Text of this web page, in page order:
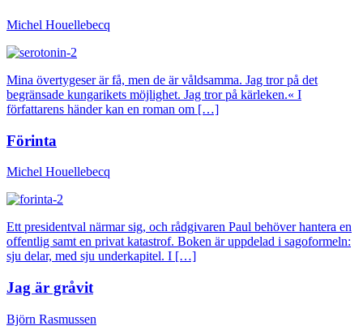
Michel Houellebecq
Mina övertygeser är få, men de är våldsamma. Jag tror på det
begränsade kungarikets möjlighet. Jag tror på kärleken.« I
författarens händer kan en roman om […]
Förinta
Michel Houellebecq
Ett presidentval närmar sig, och rådgivaren Paul behöver hantera en
offentlig samt en privat katastrof. Boken är uppdelad i sagoformeln:
sju delar, med sju underkapitel. I […]
Jag är gråvit
Björn Rasmussen